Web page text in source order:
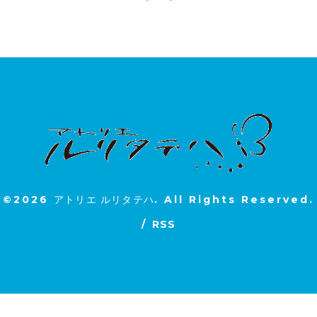
©2026 アトリエ ルリタテハ. All Rights Reserved.
/ RSS